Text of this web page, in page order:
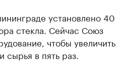
установлено 40
стекла. Сейчас Союз
чтобы увеличить
в пять раз.